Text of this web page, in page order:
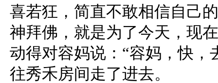
喜若狂，简直不敢相信自己
神拜佛，就是为了今天，现
动得对容妈说：“容妈，快，
往秀禾房间走了进去。